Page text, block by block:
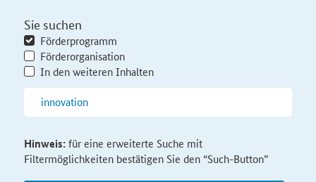
Sie suchen
Förderprogramm
Förderorganisation
In den weiteren Inhalten
Hinweis:für eine erweiterte Suche mit
Filtermöglichkeiten bestätigen Sie den “Such-Button”